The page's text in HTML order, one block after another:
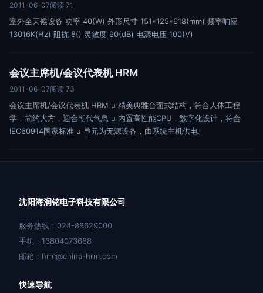
2011-06-07阅读 71
室外全天候设备 功率 40(W) 外形尺寸 151*125*618(mm) 频率响应
13016K(Hz) 阻抗 8() 灵敏度 90(dB) 电源电压 100(V)
会议主席机/会议代表机 HRM
2011-06-07阅读 73
会议主席机/会议代表机 HRM u 精美典雅台面式结构，符合人体工程
学，简约大方，迎合朝代气息 u 内置高性能CPU，数字化设计，符合
IEC60914国家标准 u 单元为无源设备，由系统主机供电。
沈阳海润铭电子科技有限公司
服务热线：024-88629000
手机：13804073688
邮箱：hrm@china-hrm.com
快速导航